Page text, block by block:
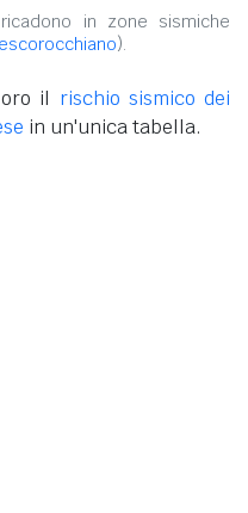
in zone sismiche
).
il rischio sismico dei
in un'unica tabella.